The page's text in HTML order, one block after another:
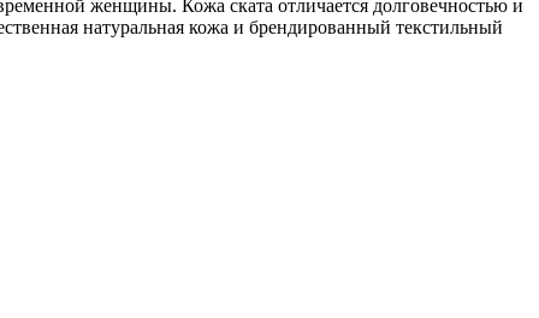
женщины. Кожа ската отличается долговечностью и
натуральная кожа и брендированный текстильный